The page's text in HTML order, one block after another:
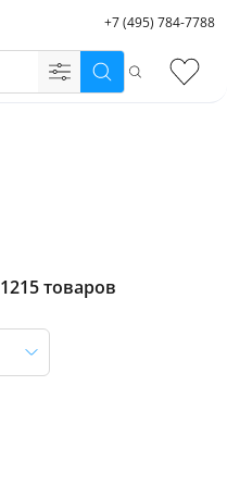
+7 (495) 784-7788
Поиск
1215 товаров